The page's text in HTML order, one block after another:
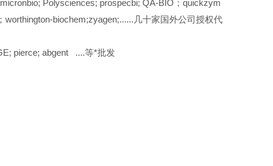
Polysciences; prospecbi; QA-BIO；quickzym
biochem;zyagen;......几十家国外公司授权代
pierce; abgent ....等*批发